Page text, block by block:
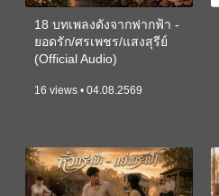
18 บทเพลงดังจากฟากฟ้า -
ยอดรัก/ศรเพชร/แสงสุรีย์
(Official Audio)
16 views • 04.08.2569